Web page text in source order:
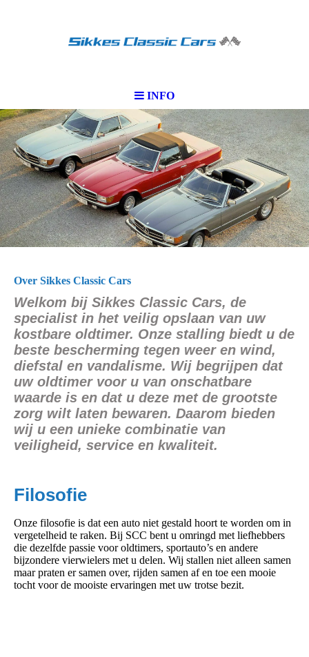
INFO
Over Sikkes Classic Cars
Welkom bij Sikkes Classic Cars, de
specialist in het veilig opslaan van uw
kostbare oldtimer. Onze stalling biedt u de
beste bescherming tegen weer en wind,
diefstal en vandalisme. Wij begrijpen dat
uw oldtimer voor u van onschatbare
waarde is en dat u deze met de grootste
zorg wilt laten bewaren. Daarom bieden
wij u een unieke combinatie van
veiligheid, service en kwaliteit.
Filosofie
Onze filosofie is dat een auto niet gestald hoort te worden om in
vergetelheid te raken. Bij SCC bent u omringd met liefhebbers
die dezelfde passie voor oldtimers, sportauto’s en andere
bijzondere vierwielers met u delen. Wij stallen niet alleen samen
maar praten er samen over, rijden samen af en toe een mooie
tocht voor de mooiste ervaringen met uw trotse bezit.